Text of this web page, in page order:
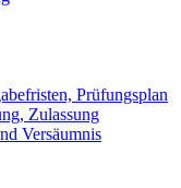
Prüfungsplan
Zulassung
Versäumnis